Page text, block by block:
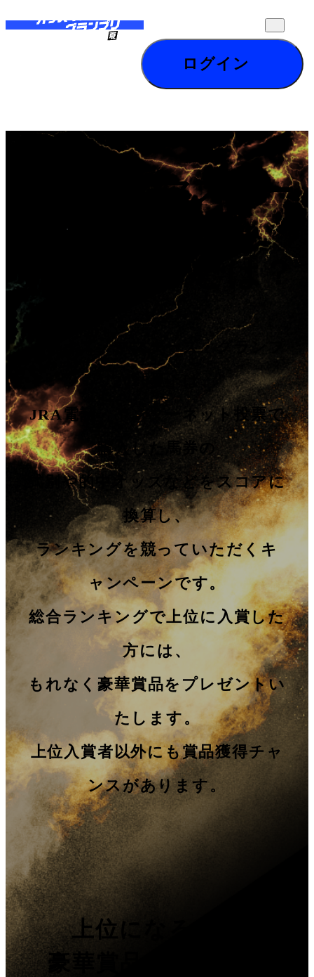
ログイン
OMGP
オッズ・マスター
グランプリとは？
「オッズ・マスターズ・グランプ
リ2026夏」は、
JRA電話・インターネット投票で
購入した馬券の
式別や的中オッズなどをスコアに
換算し、
ランキングを競っていただくキ
ャンペーンです。
総合ランキングで上位に入賞した
方には、
もれなく豪華賞品をプレゼントい
たします。
上位入賞者以外にも賞品獲得チャ
ンスがあります。
上位になるほど
豪華賞品を手に入れ